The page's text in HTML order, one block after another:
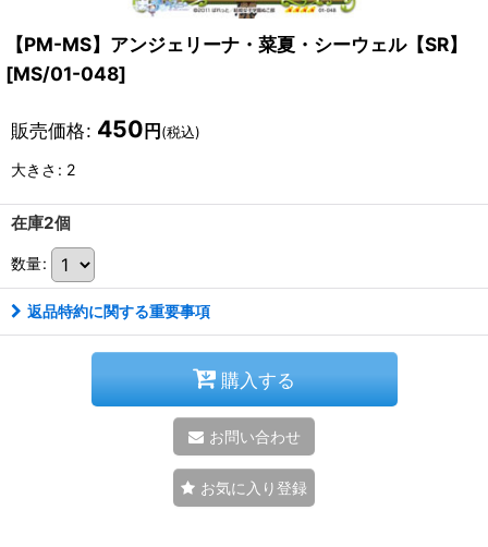
【PM-MS】アンジェリーナ・菜夏・シーウェル【SR】
[MS/01-048]
販売価格: 450 円 (税込)
大きさ : 2
在庫2個
数量:
返品特約に関する重要事項
購入する
お問い合わせ
お気に入り登録